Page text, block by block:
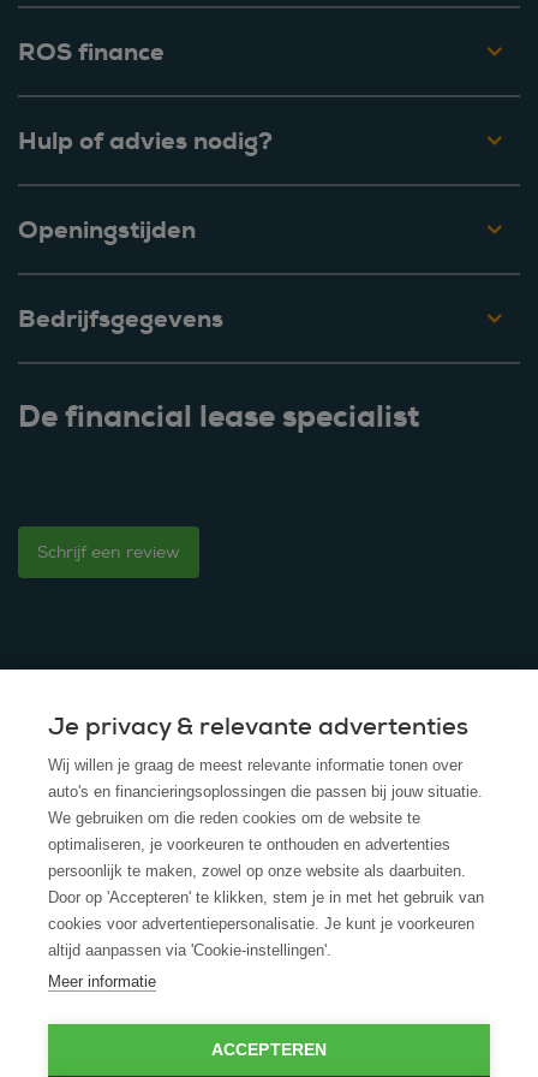
ROS finance
Hulp of advies nodig?
Openingstijden
Bedrijfsgegevens
De financial lease specialist
Schrijf een review
© 2025 - ROS Krediet Service
Algemene Voorwaarden
Disclaimer
Privacy Policy
Cookies
Cookie policy
Je privacy & relevante advertenties
Wij willen je graag de meest relevante informatie tonen over
auto's en financieringsoplossingen die passen bij jouw situatie.
We gebruiken om die reden cookies om de website te
optimaliseren, je voorkeuren te onthouden en advertenties
persoonlijk te maken, zowel op onze website als daarbuiten.
Door op 'Accepteren' te klikken, stem je in met het gebruik van
cookies voor advertentiepersonalisatie. Je kunt je voorkeuren
altijd aanpassen via 'Cookie-instellingen'.
Meer informatie
ACCEPTEREN